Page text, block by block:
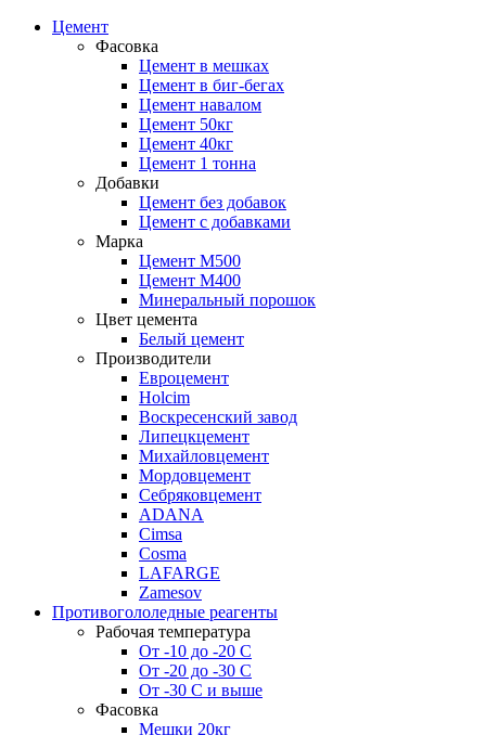
Цемент
Фасовка
Цемент в мешках
Цемент в биг-бегах
Цемент навалом
Цемент 50кг
Цемент 40кг
Цемент 1 тонна
Добавки
Цемент без добавок
Цемент с добавками
Марка
Цемент М500
Цемент М400
Минеральный порошок
Цвет цемента
Белый цемент
Производители
Евроцемент
Holcim
Воскресенский завод
Липецкцемент
Михайловцемент
Мордовцемент
Себряковцемент
ADANA
Cimsa
Cosma
LAFARGE
Zamesov
Противогололедные реагенты
Рабочая температура
От -10 до -20 С
От -20 до -30 С
От -30 С и выше
Фасовка
Мешки 20кг